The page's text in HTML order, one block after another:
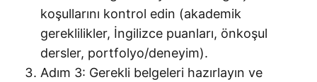
koşullarını kontrol edin (akademik
gereklilikler, İngilizce puanları, önkoşul
dersler, portfolyo/deneyim).
Adım 3: Gerekli belgeleri hazırlayın ve